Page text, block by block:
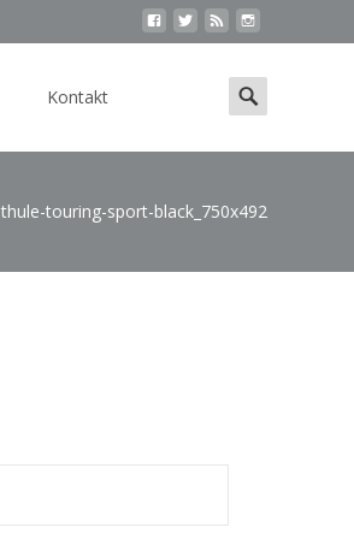
Kontakt
Search
for:
thule-touring-sport-black_750x492